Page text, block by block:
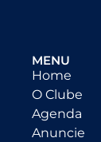
MENU
Home
O Clube
Agenda
Anuncie